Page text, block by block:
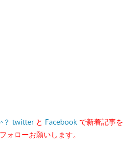
twitterと Facebookで新着記事を
ォローお願いします。